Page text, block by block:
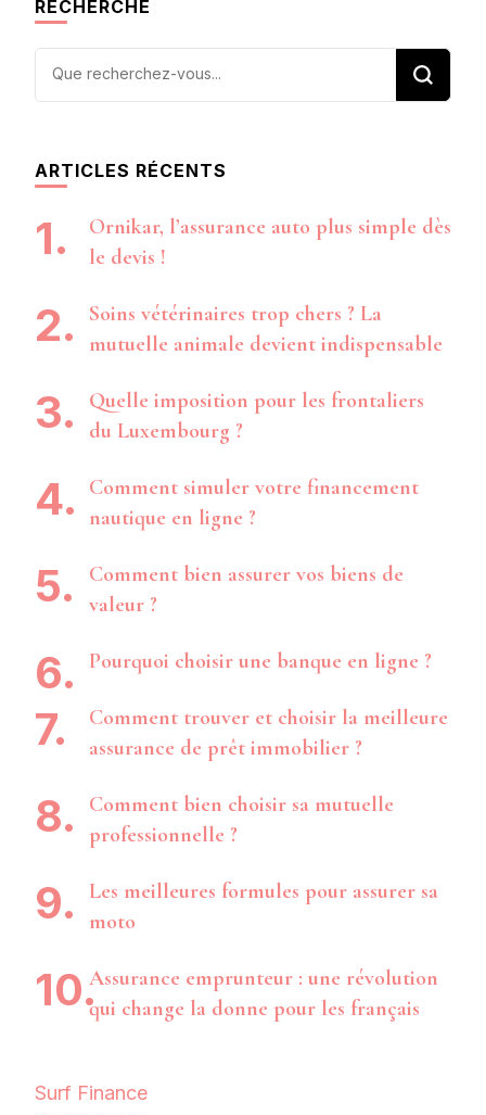
RECHERCHE
Vous
recherchiez
ARTICLES RÉCENTS
Ornikar, l’assurance auto plus simple dès
le devis !
Soins vétérinaires trop chers ? La
mutuelle animale devient indispensable
Quelle imposition pour les frontaliers
du Luxembourg ?
Comment simuler votre financement
nautique en ligne ?
Comment bien assurer vos biens de
valeur ?
Pourquoi choisir une banque en ligne ?
Comment trouver et choisir la meilleure
assurance de prêt immobilier ?
Comment bien choisir sa mutuelle
professionnelle ?
Les meilleures formules pour assurer sa
moto
Assurance emprunteur : une révolution
qui change la donne pour les français
Surf Finance